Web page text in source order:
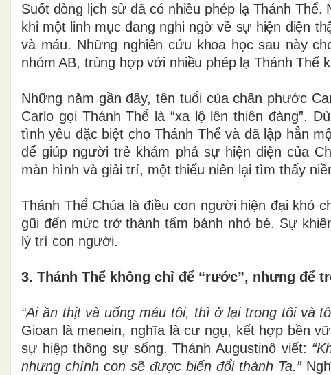
Suốt dòng lịch sử đã có nhiều phép lạ Thánh
khi một linh mục đang nghi ngờ về sự hiện diện
và máu. Những nghiên cứu khoa học sau này
nhóm AB, trùng hợp với nhiều phép lạ Thánh Thể
Những năm gần đây, tên tuổi của chân phước
Carlo gọi Thánh Thể là “xa lộ lên thiên đàng”.
tình yêu đặc biệt cho Thánh Thể và đã lập hẳn
để giúp người trẻ khám phá sự hiện diện của
màn hình và giải trí, một thiếu niên lại tìm thấy
Thánh Thể Chúa là điều con người hiện đại khó
gũi đến mức trở thành tấm bánh nhỏ bé. Sự
lý trí con người.
3. Thánh Thể không chỉ để “rước”, nhưng để
“Ai ăn thịt và uống máu tôi, thì ở lại trong tôi và
Gioan là menein, nghĩa là cư ngụ, kết hợp bền
sự hiệp thông sự sống. Thánh Augustinô viết:
nhưng chính con sẽ được biến đổi thành Ta.”